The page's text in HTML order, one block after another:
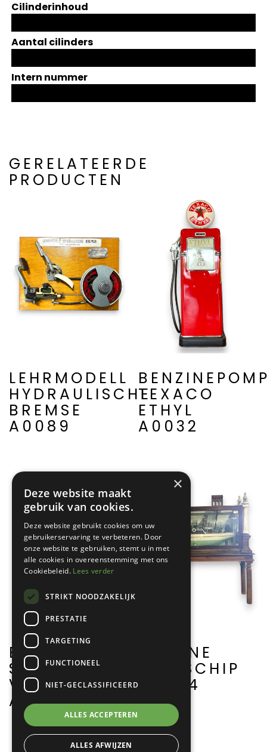
Cilinderinhoud
Aantal cilinders
Intern nummer
GERELATEERDE
PRODUCTEN
LEHRMODELL
HYDRAULISCHE
BREMSE
A0089
TEXACO
ETHYL
A0032
BENZINEPOMP
SCAPI
VILVORDE
A0011
VITRINE
MET SCHIP
A0084
×
Deze website maakt
gebruik van cookies.
Deze website gebruikt cookies om uw
gebruikerservaring te verbeteren. Door
onze website te gebruiken, stemt u in met
alle cookies in overeenstemming met ons
Cookiebeleid. Lees verder
STRIKT NOODZAKELIJK
PRESTATIE
TARGETING
FUNCTIONEEL
NIET-GECLASSIFICEERD
ALLES ACCEPTEREN
ALLES AFWIJZEN